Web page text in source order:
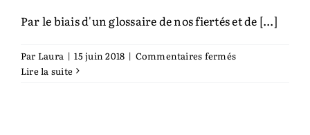
Par le biais d'un glossaire de nos fiertés et de [...]
Par Laura | 15 juin 2018 | Commentaires ferméssur
Lire la suite